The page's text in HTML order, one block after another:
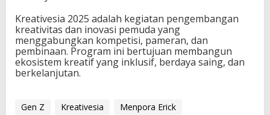
Kreativesia 2025 adalah kegiatan pengembangan
kreativitas dan inovasi pemuda yang
menggabungkan kompetisi, pameran, dan
pembinaan. Program ini bertujuan membangun
ekosistem kreatif yang inklusif, berdaya saing, dan
berkelanjutan.
Gen Z Kreativesia
Menpora Erick